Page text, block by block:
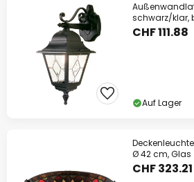
schwarz/klar,
CHF 111.88
Auf Lager
Ø 42 cm, Glas
CHF 323.21